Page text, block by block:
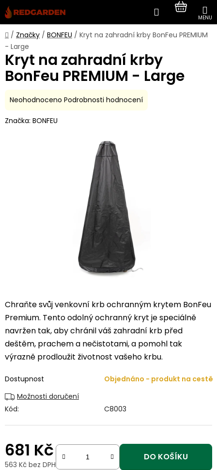
Přejít
na
obsah
Hledat
KOŠÍK
Domů
/ Značky / BONFEU / Kryt na zahradní krby BonFeu PREMIUM
- Large
Chraňte svůj venkovní krb ochranným krytem BonFeu
Premium. Tento odolný ochranný kryt je speciálně
navržen tak, aby chránil váš zahradní krb před
deštěm, prachem a nečistotami, a pomohl tak
výrazně prodloužit životnost vašeho krbu.
Dostupnost
Objednáno - produkt na cestě
Možnosti doručení
Kód:
C8003
681 Kč
563 Kč bez DPH
DO KOŠÍKU
Kryt na zahradní krby
BonFeu PREMIUM - Large
Průměrné
produktu
Neohodnoceno Podrobnosti hodnocení
Značka: BONFEU